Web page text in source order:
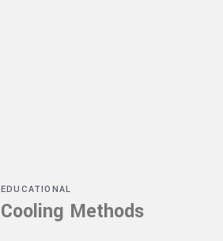
EDUCATIONAL
Cooling Methods